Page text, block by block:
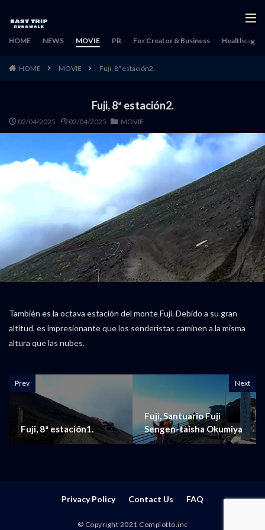
HOME NEWS MOVIE PR For Creator & Business Healthcare
HOME MOVIE Fuji, 8ª estación2.
Fuji, 8ª estación2.
02/04/2025 02/04/2025 MOVIE
También es la octava estación del monte Fuji. Debido a su gran
altitud, es impresionante que los senderistas caminen a la misma
altura que las nubes.
Prev
Fuji, 8ª estación1.
Next
Fuji, Santuario Fuji
Sengen-taisha Okumiya
Privacy Policy Contact Us FAQ
© Copyright 2021 Complotto.inc